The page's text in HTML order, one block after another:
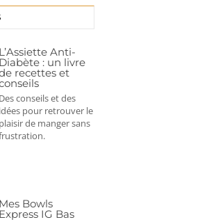
L’Assiette Anti-
Diabète : un livre
recettes et
Des conseils et des
idées pour retrouver le
plaisir de manger sans
Mes Bowls
Express IG Bas